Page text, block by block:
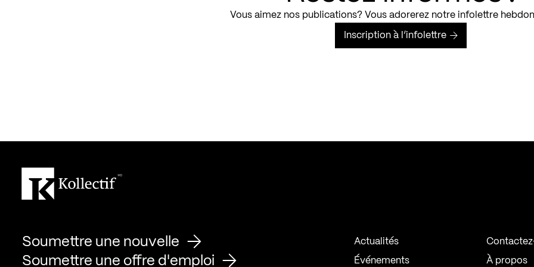
Vous aimez nos publications? Vous adorerez notre infolettre
Inscription à l’infolettre
Soumettre une nouvelle
Soumettre une offre d'emploi
Actualités
Événements À propos